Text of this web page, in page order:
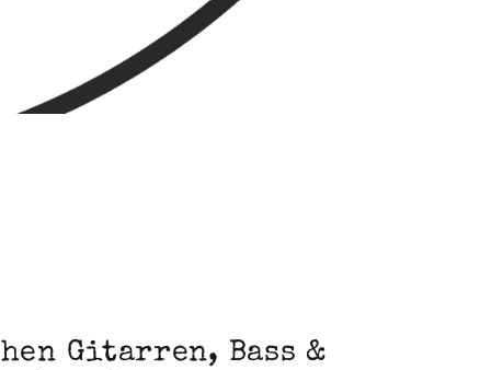
Gitarren, Bass &